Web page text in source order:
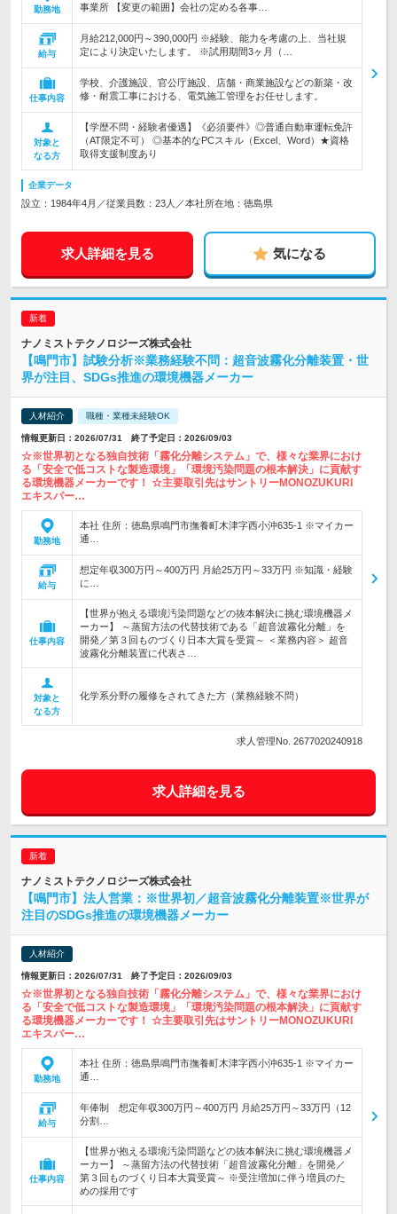
勤務地
事業所 【変更の範囲】会社の定める各事…
給与
月給212,000円～390,000円 ※経験、能力を考慮の上、当社規
定により決定いたします。 ※試用期間3ヶ月（…
仕事内容
学校、介護施設、官公庁施設、店舗・商業施設などの新築・改
修・耐震工事における、電気施工管理をお任せします。
対象と
なる方
【学歴不問・経験者優遇】《必須要件》◎普通自動車運転免許
（AT限定不可） ◎基本的なPCスキル（Excel、Word）★資格
取得支援制度あり
企業データ
設立：1984年4月／従業員数：23人／本社所在地：徳島県
求人詳細を見る 気になる
ナノミストテクノロジーズ株式会社
【鳴門市】試験分析※業務経験不問：超音波霧化分離装置・世
界が注目、SDGs推進の環境機器メーカー
人材紹介 職種・業種未経験OK
情報更新日：2026/07/31 終了予定日：2026/09/03
☆※世界初となる独自技術「霧化分離システム」で、様々な業界におけ
る「安全で低コストな製造環境」「環境汚染問題の根本解決」に貢献す
る環境機器メーカーです！ ☆主要取引先はサントリーMONOZUKURI
エキスパー…
勤務地
本社 住所：徳島県鳴門市撫養町木津字西小沖635-1 ※マイカー
通…
給与
想定年収300万円～400万円 月給25万円～33万円 ※知識・経験
に…
仕事内容
【世界が抱える環境汚染問題などの抜本解決に挑む環境機器メ
ーカー】 ～蒸留方法の代替技術である「超音波霧化分離」を
開発／第３回ものづくり日本大賞を受賞～ ＜業務内容＞ 超音
波霧化分離装置に代表さ…
対象と
なる方
化学系分野の履修をされてきた方（業務経験不問）
求人管理No. 2677020240918
求人詳細を見る
ナノミストテクノロジーズ株式会社
【鳴門市】法人営業：※世界初／超音波霧化分離装置※世界が
注目のSDGs推進の環境機器メーカー
人材紹介
情報更新日：2026/07/31 終了予定日：2026/09/03
☆※世界初となる独自技術「霧化分離システム」で、様々な業界におけ
る「安全で低コストな製造環境」「環境汚染問題の根本解決」に貢献す
る環境機器メーカーです！ ☆主要取引先はサントリーMONOZUKURI
エキスパー…
勤務地
本社 住所：徳島県鳴門市撫養町木津字西小沖635-1 ※マイカー
通…
給与
年俸制 想定年収300万円～400万円 月給25万円～33万円（12
分割…
仕事内容
【世界が抱える環境汚染問題などの抜本解決に挑む環境機器メ
ーカー】 ～蒸留方法の代替技術「超音波霧化分離」を開発／
第３回ものづくり日本大賞受賞～ ※受注増加に伴う増員のた
めの採用です